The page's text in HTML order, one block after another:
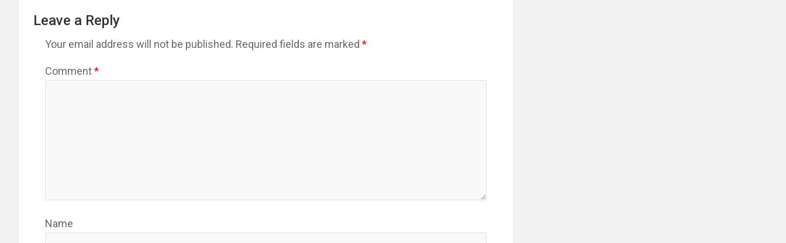
Leave a Reply
Your email address will not be published. Required fields are marked *
Comment*
Name